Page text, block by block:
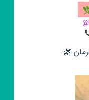
🌿